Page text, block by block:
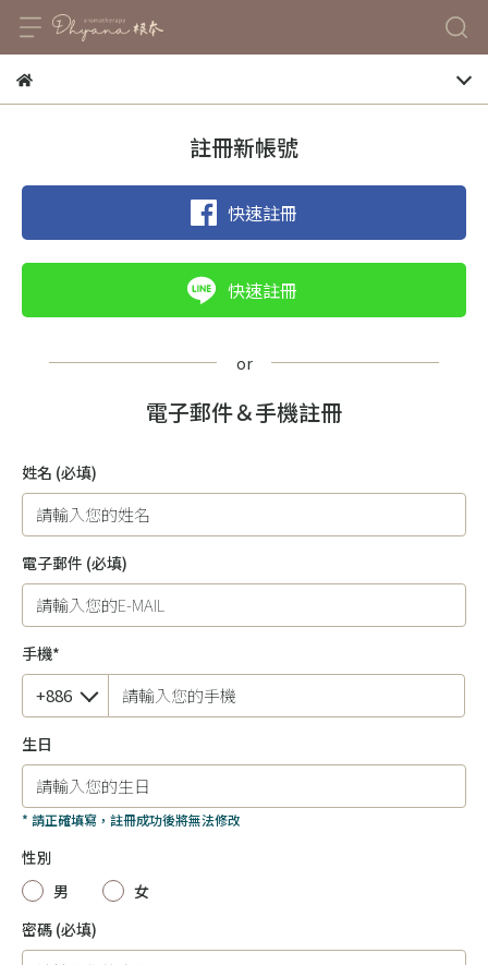
註冊新帳號
快速註冊
快速註冊
電子郵件＆手機註冊
姓名 (必填)
電子郵件 (必填)
手機*
生日
* 請正確填寫，註冊成功後將無法修改
性別
男
女
密碼 (必填)